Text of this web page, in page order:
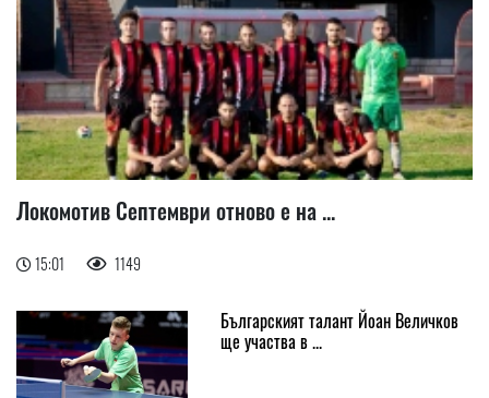
Локомотив Септември отново е на ...
15:01 1149
Българският талант Йоан Величков
ще участва в ...